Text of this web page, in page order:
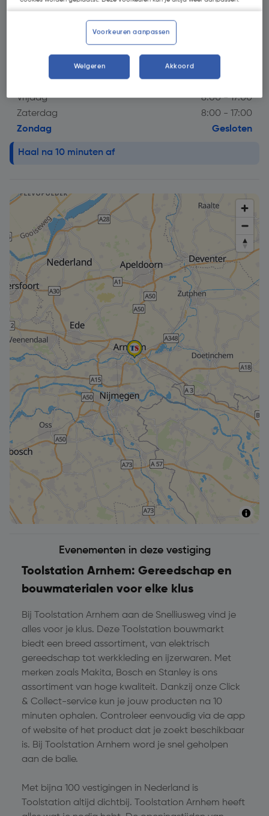
Openingstijdstip
Donderdag
8:00 - 17:00
Vrijdag
8:00 - 17:00
Zaterdag
8:00 - 17:00
Zondag
Gesloten
info alert!
Haal na 10 minuten af
Evenementen in deze vestiging
Toolstation Arnhem: Gereedschap en
bouwmaterialen voor elke klus
Bij Toolstation Arnhem aan de Snelliusweg vind je
alles voor je klus. Deze Toolstation bouwmarkt
biedt een breed assortiment, van elektrisch
gereedschap tot werkkleding en ijzerwaren. Met
merken zoals Makita, Bosch en Stanley is ons
assortiment van hoge kwaliteit. Dankzij onze Click
& Collect-service kun je jouw producten na 10
minuten ophalen. Controleer eenvoudig via de app
of website of het product dat je zoekt beschikbaar
is. Bij Toolstation Arnhem word je snel geholpen
aan de balie.
Met bijna 100 vestigingen in Nederland is
Toolstation altijd dichtbij. Toolstation Arnhem heeft
Voorkeuren aanpassen
Weigeren Akkoord